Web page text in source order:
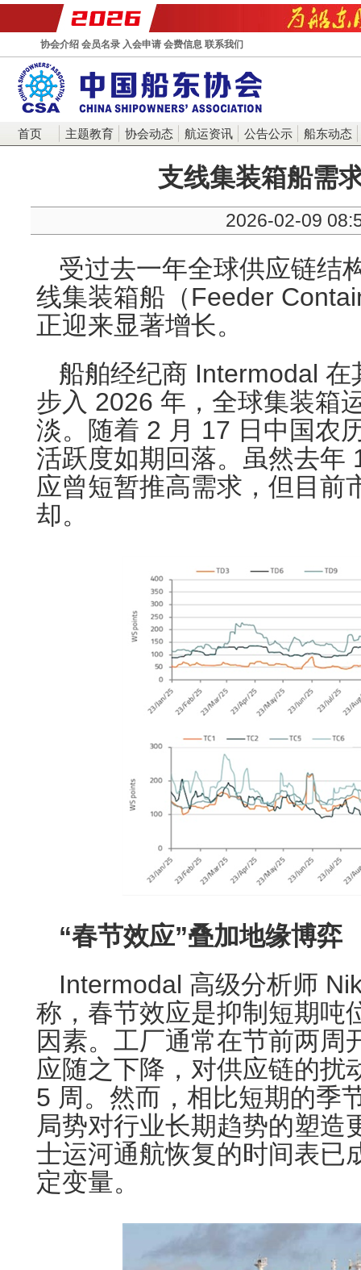
协会介绍 会员名录 入会申请 会费信息 联系我们
首页 主题教育 协会动态 航运资讯 公告公示 船东动态
支线集装箱船需
2026-02-09
受过去一年全球供应链结
线集装箱船（Feeder
正迎来显著增长。
船舶经纪商 Intermodal
步入 2026 年，全球集装箱
淡。随着 2 月 17 日中国农
活跃度如期回落。虽然去年
应曾短暂推高需求，但目前
却。
“春节效应”叠加地缘博弈
Intermodal 高级分析师
称，春节效应是抑制短期吨
因素。工厂通常在节前两周
应随之下降，对供应链的扰
5 周。然而，相比短期的季
局势对行业长期趋势的塑造
士运河通航恢复的时间表已
定变量。